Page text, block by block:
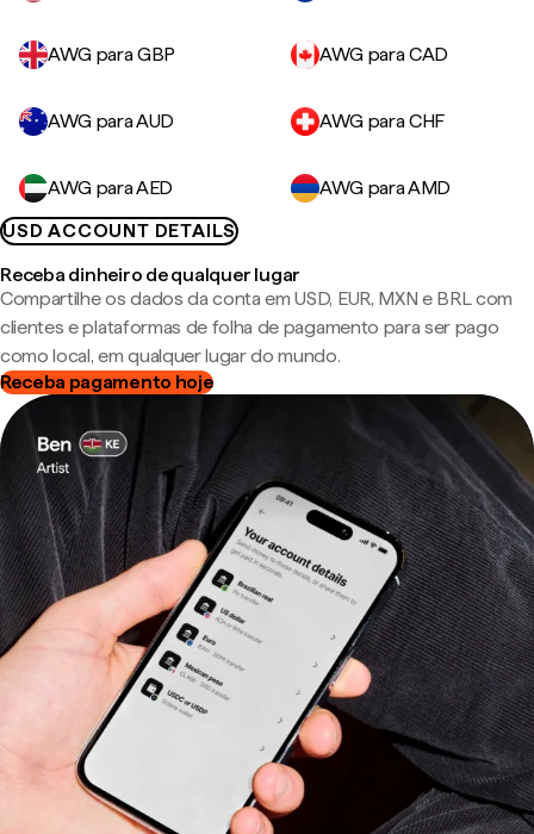
AWG para GBP AWG para CAD
AWG para AUD AWG para CHF
AWG para AED
AWG para AMD
USD ACCOUNT DETAILS
Receba dinheiro de qualquer lugar
Compartilhe os dados da conta em USD, EUR, MXN e BRL com
clientes e plataformas de folha de pagamento para ser pago
como local, em qualquer lugar do mundo.
Receba pagamento hoje